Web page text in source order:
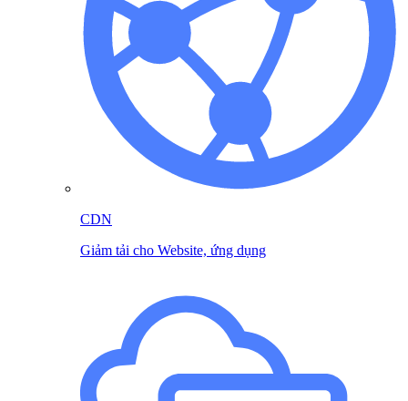
CDN
Giảm tải cho Website, ứng dụng